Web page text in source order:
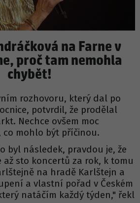
na Farne v
proč tam nemohla
chybět!
rozhovoru, který dal po
potvrdil, že prodělal
Nechce ovšem moc
co mohlo být příčinou.
byl následek, pravdou je, že
až sto koncertů za rok, k tomu
na hradě Karlštejn a
a vlastní pořad v Českém
natáčím každý týden," řekl